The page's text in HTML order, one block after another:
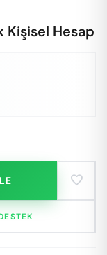
Kişisel Hesap
favorite